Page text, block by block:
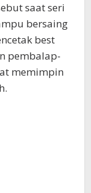
saat seri
bersaing
best
pembalap-
memimpin